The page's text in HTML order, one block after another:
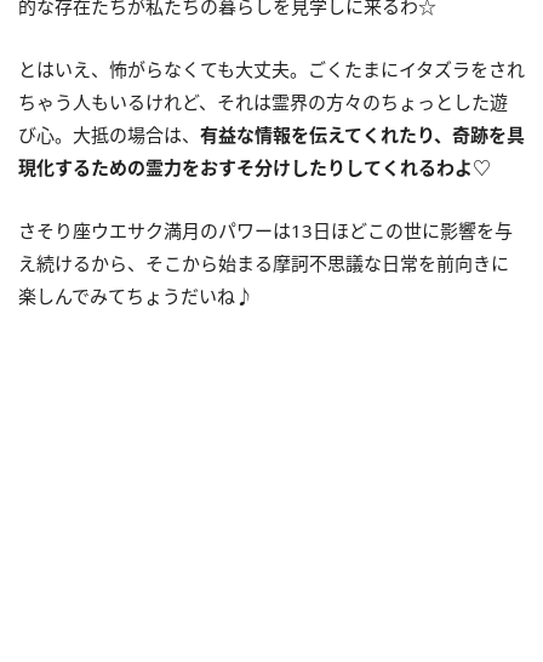
的な存在たちが私たちの暮らしを見学しに来るわ☆
とはいえ、怖がらなくても大丈夫。ごくたまにイタズラをされ
ちゃう人もいるけれど、それは霊界の方々のちょっとした遊
び心。大抵の場合は、 有益な情報を伝えてくれたり、奇跡を具
現化するための霊力をおすそ分けしたりしてくれるわよ♡
さそり座ウエサク満月のパワーは13日ほどこの世に影響を与
え続けるから、そこから始まる摩訶不思議な日常を前向きに
楽しんでみてちょうだいね♪